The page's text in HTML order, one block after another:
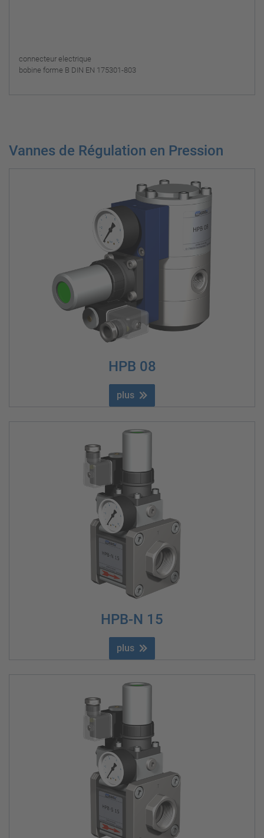
connecteur electrique
bobine forme B DIN EN 175301-803
Vannes de Régulation en Pression
HPB 08
plus
HPB-N 15
plus